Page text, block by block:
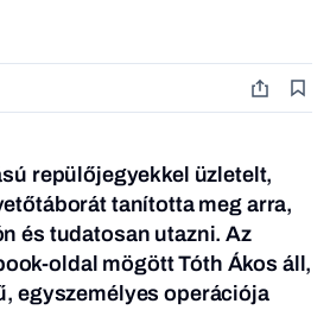
repülőjegyekkel üzletelt,
tanította meg arra,
és tudatosan utazni. Az
oldal mögött Tóth Ákos áll,
egyszemélyes operációja